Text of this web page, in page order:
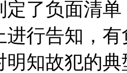
定了负面清
进行告知，
明知故犯的